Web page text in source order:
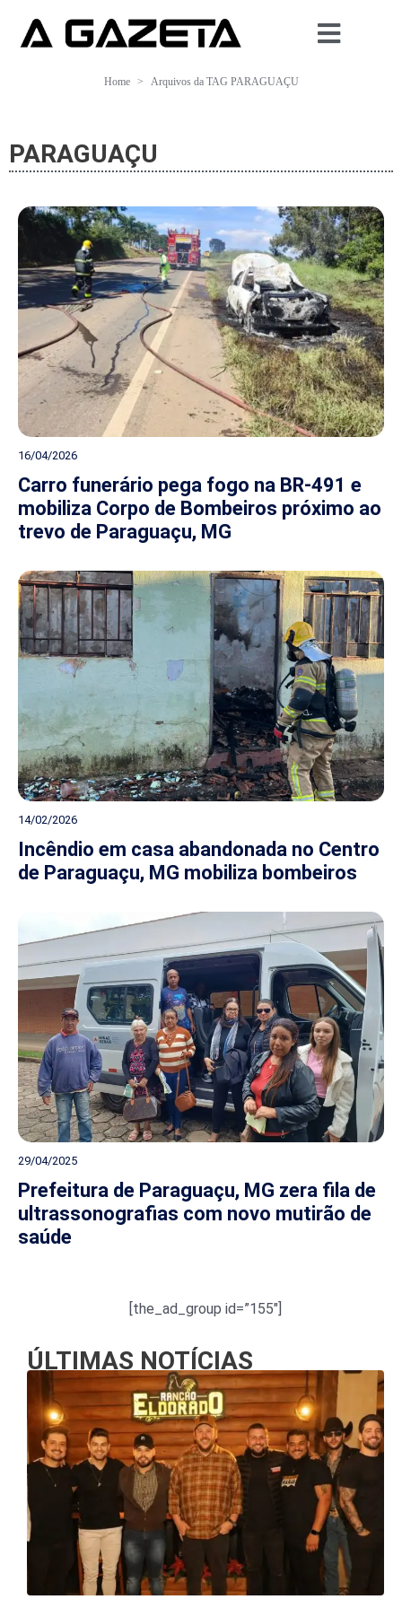
Home Arquivos da TAG PARAGUAÇU
PARAGUAÇU
16/04/2026
Carro funerário pega fogo na BR-491 e
mobiliza Corpo de Bombeiros próximo ao
trevo de Paraguaçu, MG
14/02/2026
Incêndio em casa abandonada no Centro
de Paraguaçu, MG mobiliza bombeiros
29/04/2025
Prefeitura de Paraguaçu, MG zera fila de
ultrassonografias com novo mutirão de
saúde
[the_ad_group id=”155″]
ÚLTIMAS NOTÍCIAS